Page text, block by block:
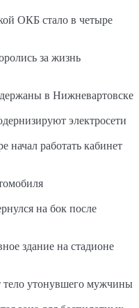
ОКБ стало в четыре
за жизнь
в Нижневартовске
электросети
начал работать кабинет
на бок после
здание на стадионе
утонувшего мужчины